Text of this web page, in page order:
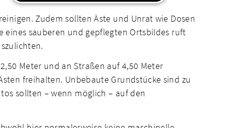
Zudem sollten Äste und Unrat wie Dosen
sauberen und gepflegten Ortsbildes ruft
Meter und an Straßen auf 4,50 Meter
freihalten. Unbebaute Grundstücke sind zu
sollten – wenn möglich – auf den